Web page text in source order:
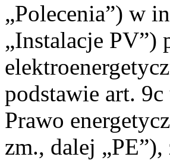
„Polecenia”) w
„Instalacje PV”)
podstawie art.
Prawo
zm., dalej